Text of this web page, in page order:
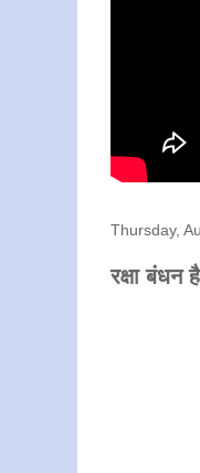
Thursday,
रक्षा बंधन